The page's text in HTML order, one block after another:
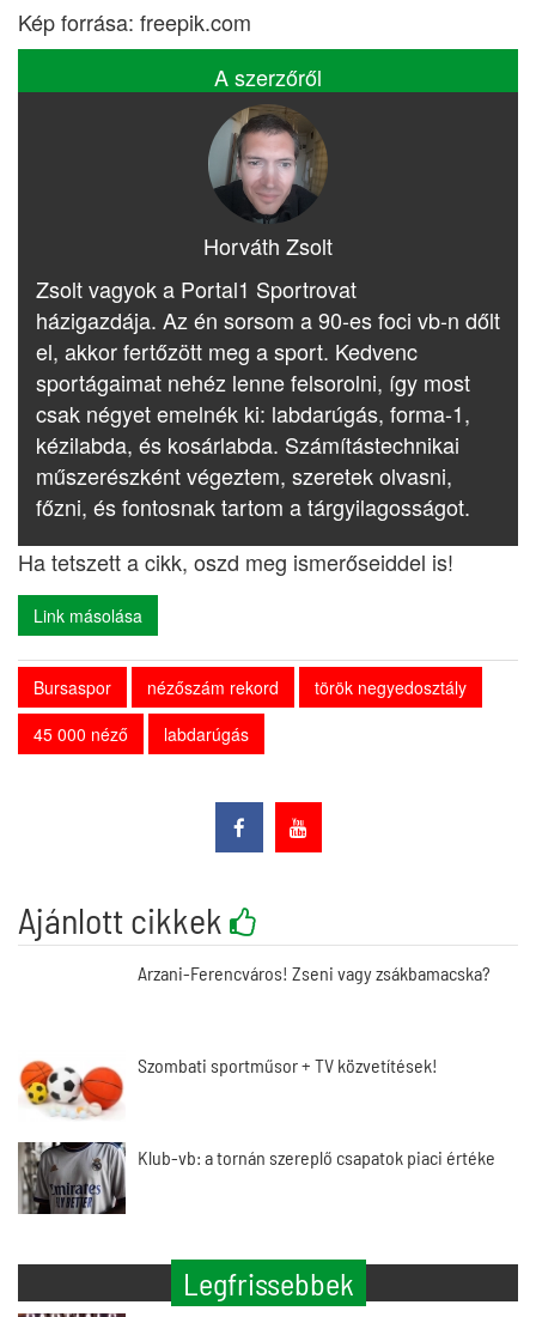
Kép forrása: freepik.com
A szerzőről
Horváth Zsolt
Zsolt vagyok a Portal1 Sportrovat
házigazdája. Az én sorsom a 90-es foci vb-n dőlt
el, akkor fertőzött meg a sport. Kedvenc
sportágaimat nehéz lenne felsorolni, így most
csak négyet emelnék ki: labdarúgás, forma-1,
kézilabda, és kosárlabda. Számítástechnikai
műszerészként végeztem, szeretek olvasni,
főzni, és fontosnak tartom a tárgyilagosságot.
Ha tetszett a cikk, oszd meg ismerőseiddel is!
Link másolása
Bursaspor nézőszám rekord
török negyedosztály
45 000 néző
labdarúgás
Ajánlott cikkek
Arzani-Ferencváros! Zseni vagy zsákbamacska?
Szombati sportműsor + TV közvetítések!
Klub-vb: a tornán szereplő csapatok piaci értéke
Legfrissebbek